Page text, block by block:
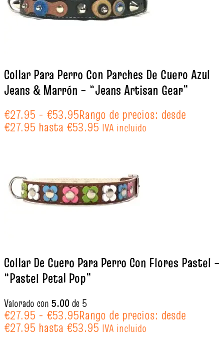
Collar Para Perro Con Parches De Cuero Azul
Jeans & Marrón – “Jeans Artisan Gear”
€27.95 - €53.95Rango de precios: desde
€27.95 hasta €53.95 IVA incluido
Collar De Cuero Para Perro Con Flores Pastel –
“Pastel Petal Pop”
Valorado con 5.00de 5
€27.95 - €53.95Rango de precios: desde
€27.95 hasta €53.95 IVA incluido